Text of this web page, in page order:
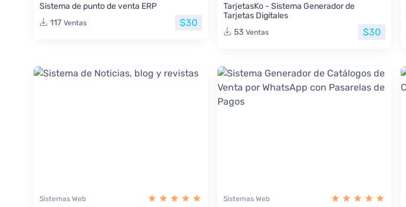
Sistema de punto de venta ERP
117 Ventas $30
TarjetasKo - Sistema Generador de
Tarjetas Digitales
53 Ventas $30
Sistemas Web Sistemas Web